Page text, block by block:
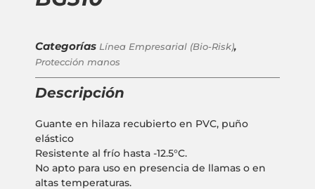
Categorías Línea Empresarial (Bio-Risk),
Protección manos
Descripción
Guante en hilaza recubierto en PVC, puño
elástico
Resistente al frío hasta -12.5°C.
No apto para uso en presencia de llamas o en
altas temperaturas.